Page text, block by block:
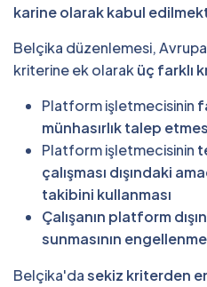
karine olarak kabul
Belçika düzenlemesi,
kriterine ek olarak üç farklı
Platform işletmecisinin
münhasırlık talep
Platform işletmecisinin
çalışması dışındaki
takibini kullanması
Çalışanın platform
sunmasının
Belçika'dasekiz kriterden